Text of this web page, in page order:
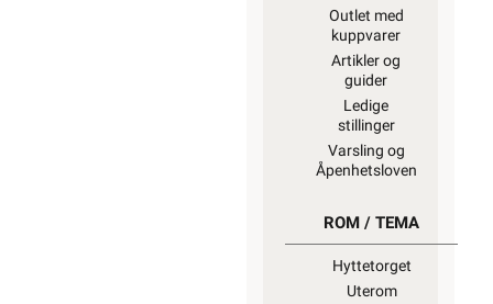
Outlet med
kuppvarer
Artikler og
guider
Ledige
stillinger
Varsling og
Åpenhetsloven
ROM / TEMA
Hyttetorget
Uterom